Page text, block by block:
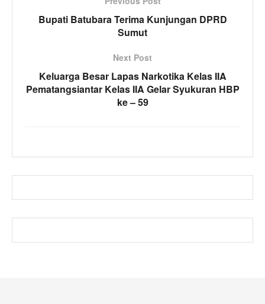
Bupati Batubara Terima Kunjungan DPRD
Sumut
Next Post
Keluarga Besar Lapas Narkotika Kelas IIA
Pematangsiantar Kelas IIA Gelar Syukuran HBP
ke – 59